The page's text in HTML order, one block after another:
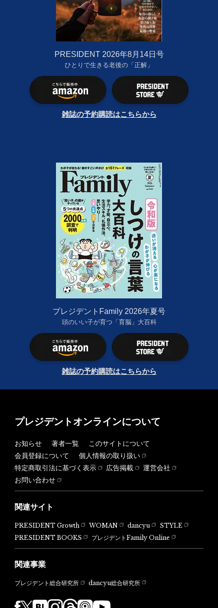
PRESIDENT 2026年8月14日号
ひとりで生きる老後の「正解」
雑誌の予約購読はこちらから
プレジデントFamily 2026年夏号
頭のいい子が育つ「育脳」大百科
雑誌の予約購読はこちらから
プレジデントオンラインについて
お知らせ 著者一覧
このサイトについて
会員登録について
個人情報の取り扱い
特定商取引法に基づく表示
広告掲載
運営会社
お問い合わせ
関連サイト
PRESIDENT Growth WOMAN dancyu
STYLE
PRESIDENT BOOKS
プレジデントFamily Online
関連事業
プレジデント総合研究所 dancyu総合研究所